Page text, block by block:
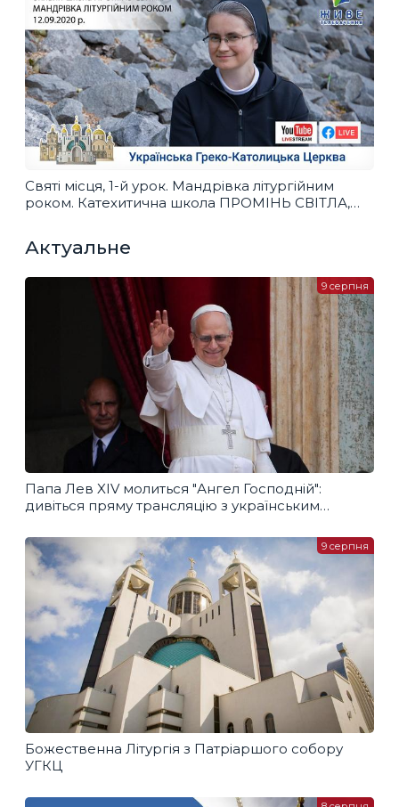
Святі місця, 1-й урок. Мандрівка літургійним
роком. Катехитична школа ПРОМІНЬ СВІТЛА,
Актуальне
Папа Лев XIV молиться "Ангел Господній":
дивіться пряму трансляцію з українським
9 серпня
Божественна Літургія з Патріаршого собору
УГКЦ
9 серпня